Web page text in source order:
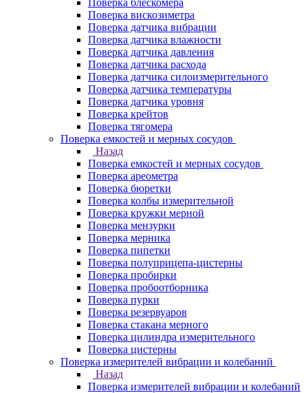
Поверка блескомера
Поверка вискозиметра
Поверка датчика вибрации
Поверка датчика влажности
Поверка датчика давления
Поверка датчика расхода
Поверка датчика силоизмерительного
Поверка датчика температуры
Поверка датчика уровня
Поверка крейтов
Поверка тягомера
Поверка емкостей и мерных сосудов
Назад
Поверка емкостей и мерных сосудов
Поверка ареометра
Поверка бюретки
Поверка колбы измерительной
Поверка кружки мерной
Поверка мензурки
Поверка мерника
Поверка пипетки
Поверка полуприцепа-цистерны
Поверка пробирки
Поверка пробоотборника
Поверка пурки
Поверка резервуаров
Поверка стакана мерного
Поверка цилиндра измерительного
Поверка цистерны
Поверка измерителей вибрации и колебаний
Назад
Поверка измерителей вибрации и колебаний